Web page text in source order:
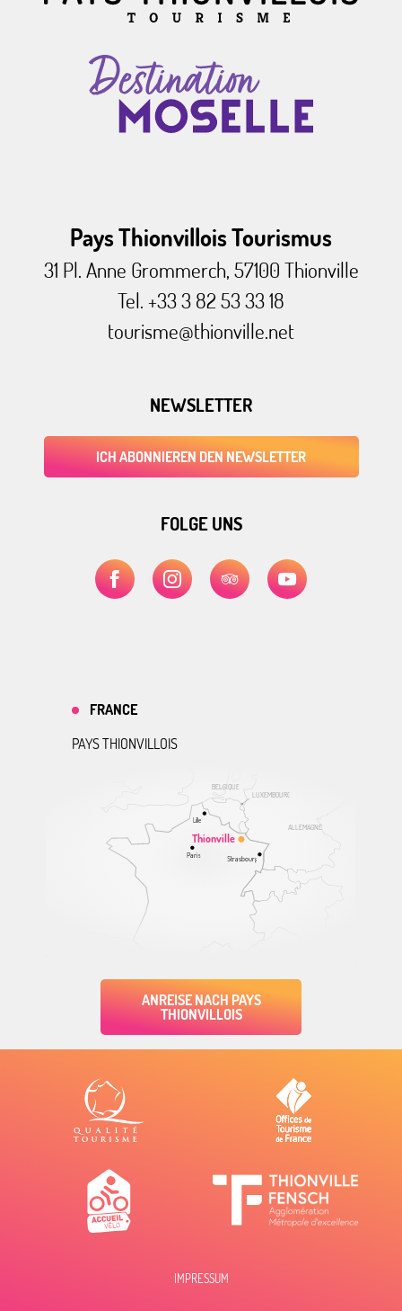
Pays Thionvillois Tourismus
31 Pl. Anne Grommerch, 57100 Thionville
Tel. +33 3 82 53 33 18
tourisme@thionville.net
NEWSLETTER
ICH ABONNIEREN DEN NEWSLETTER
FOLGE UNS
ALLEMAGNE
BELGIQUE
LUXEMBOURG
Thionville
Lille
Paris Strasbourg
FRANCE
PAYS THIONVILLOIS
ANREISE NACH PAYS
THIONVILLOIS
IMPRESSUM